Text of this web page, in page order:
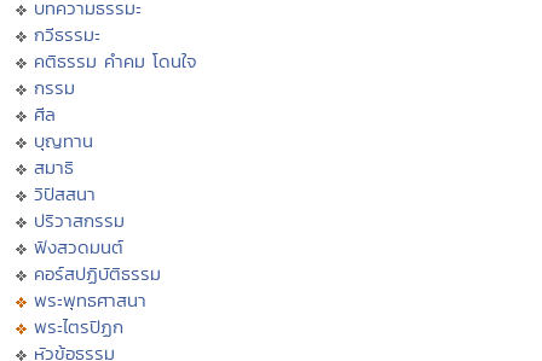
บทความธรรมะ
กวีธรรมะ
คติธรรม คำคม โดนใจ
กรรม
ศีล
บุญทาน
สมาธิ
วิปัสสนา
ปริวาสกรรม
ฟังสวดมนต์
คอร์สปฏิบัติธรรม
พระพุทธศาสนา
พระไตรปิฏก
หัวข้อธรรม